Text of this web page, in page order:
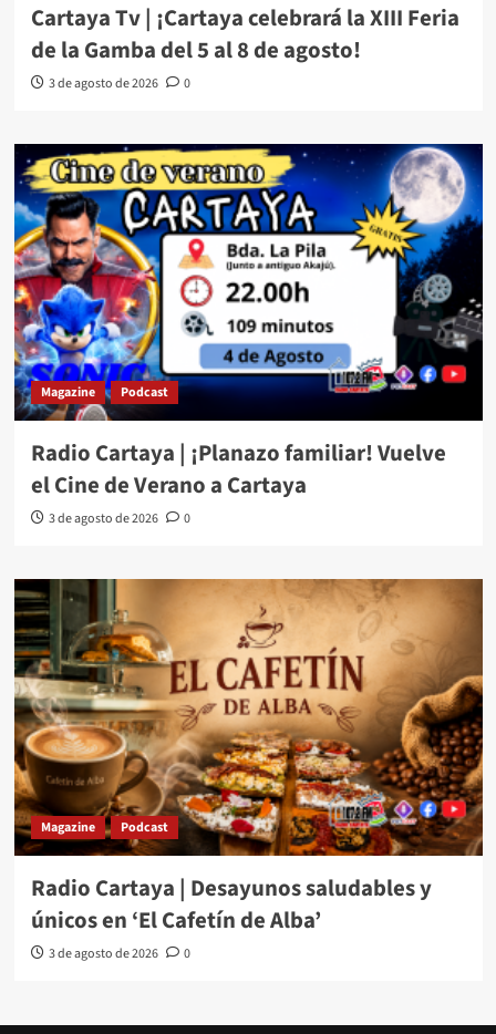
Cartaya Tv | ¡Cartaya celebrará la XIII Feria
de la Gamba del 5 al 8 de agosto!
3 de agosto de 2026 0
Magazine Podcast
Radio Cartaya | ¡Planazo familiar! Vuelve
el Cine de Verano a Cartaya
3 de agosto de 2026 0
Magazine Podcast
Radio Cartaya | Desayunos saludables y
únicos en ‘El Cafetín de Alba’
3 de agosto de 2026 0